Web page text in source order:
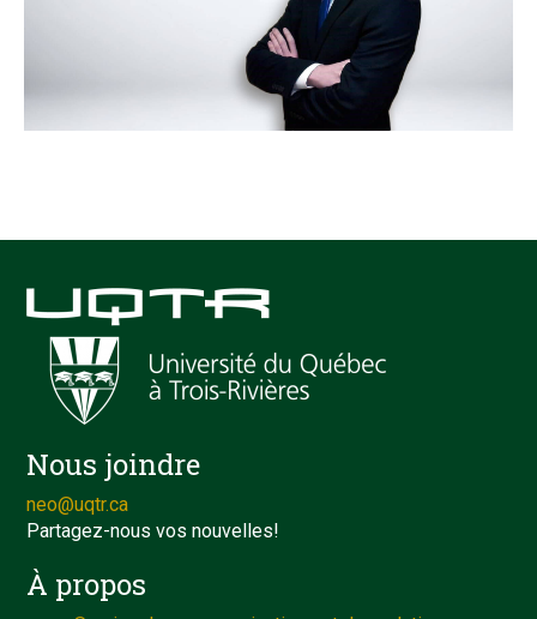
Nous joindre
neo@uqtr.ca
Partagez-nous vos nouvelles!
À propos